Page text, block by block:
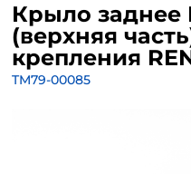
Крыло заднее
(верхняя
крепления
TM79-00085